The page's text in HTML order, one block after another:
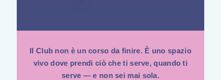
Il Club non è un corso da finire. È uno spazio
vivo dove prendi ciò che ti serve, quando ti
serve — e non sei mai sola.